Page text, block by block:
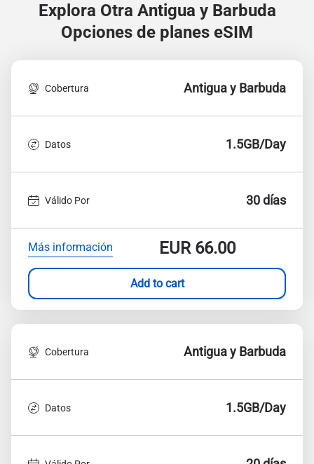
Explora Otra Antigua y Barbuda
Opciones de planes eSIM
Cobertura Antigua y Barbuda
Datos 1.5GB/Day
Válido Por 30 días
Más información EUR66.00
Add to cart
Cobertura Antigua y Barbuda
Datos 1.5GB/Day